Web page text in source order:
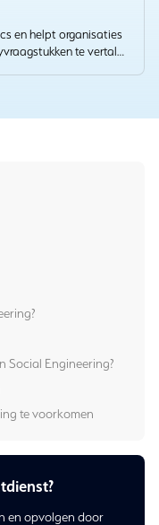
en helpt organisaties
te vertalen
Social Engineering?
te voorkomen
en opvolgen door